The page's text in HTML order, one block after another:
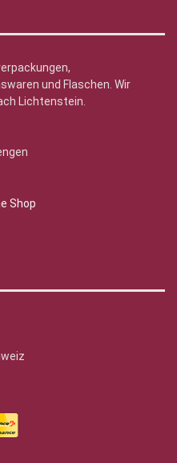
und Flaschen. Wir
Lichtenstein.